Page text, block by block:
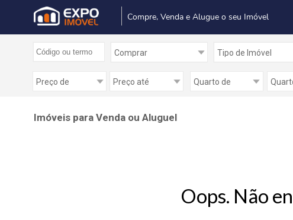
Compre, Venda e Alugue o seu Imóvel
Imóveis para Venda ou Aluguel
Oops. Não